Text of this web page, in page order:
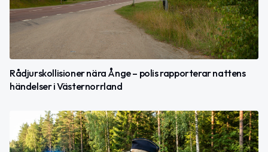
Rådjurskollisioner nära Ånge – polis rapporterar nattens
händelser i Västernorrland